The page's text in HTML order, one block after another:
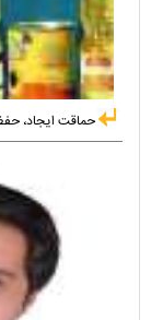
حماقت ایجاد،